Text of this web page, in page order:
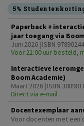
5%
Paperback +
jaar toegang via
Juni 2026 | ISBN
Voor 21:00 uur besteld,
Interactieve
Boom Academie)
Maart 2026 | ISBN
Direct via e-mail
Docentexemplaar
Voor docenten met een